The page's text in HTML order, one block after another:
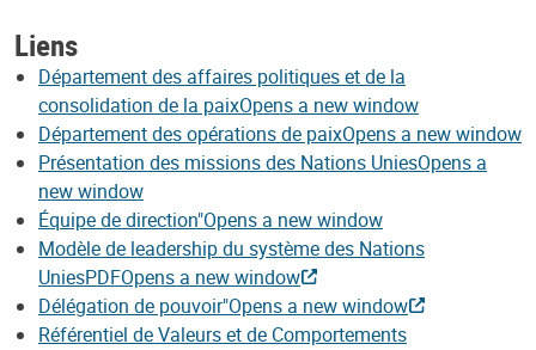
Liens
Département des affaires politiques et de la
consolidation de la paixOpens a new window
Département des opérations de paixOpens a new window
Présentation des missions des Nations UniesOpens a
new window
Équipe de direction"Opens a new window
Modèle de leadership du système des Nations
UniesPDFOpens a new window
Délégation de pouvoir"Opens a new window
Référentiel de Valeurs et de Comportements